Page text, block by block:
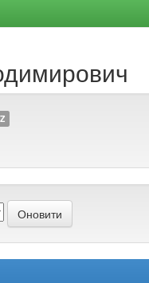
Z